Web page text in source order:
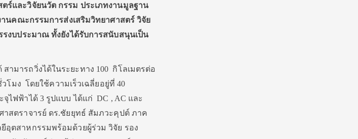
ร์และวิจัยนวัต กรรม ประเภทงานมูลฐาน
นคณะกรรมการส่งเสริมวิทยาศาสตร์ วิจัย
งบประมาณ ทั้งยังได้รับการสนับสนุนเป็น
มารถวิ่งได้ในระยะทาง 100 กิโลเมตรต่อ
โมง โดยใช้ความเร็วเฉลี่ยอยู่ที่ 40
ไฟฟ้าได้ 3 รูปแบบ ได้แก่ DC , AC และ
สตราจารย์ ดร.ชัยยุทธ์ สัมภวะคุปต์ ภาค
อุตสาหกรรมพร้อมด้วยผู้ร่วม วิจัย รอง